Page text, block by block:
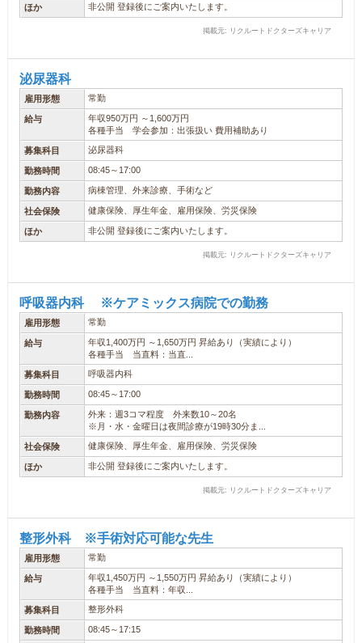
ほか 非公開 登録後にご案内いたします。
掲載元: リクルートドクターズキャリア
泌尿器科
雇用形態 常勤
給与
年収950万円 ～1,600万円
各種手当 学会参加：出張扱い 費用補助あり
募集科目 泌尿器科
勤務時間 08:45～17:00
勤務内容 病棟管理、外来診療、手術など
社会保険 健康保険、厚生年金、雇用保険、労災保険
ほか 非公開 登録後にご案内いたします。
掲載元: リクルートドクターズキャリア
呼吸器内科 ※ケアミックス病院での勤務
雇用形態 常勤
給与
年収1,400万円 ～1,650万円 昇給あり（実績により）
各種手当 当直料：当直...
募集科目 呼吸器内科
勤務時間 08:45～17:00
勤務内容
外来：週3コマ程度 外来数10～20名
※月・水・金曜日は夜間診療が19時30分ま...
社会保険 健康保険、厚生年金、雇用保険、労災保険
ほか 非公開 登録後にご案内いたします。
掲載元: リクルートドクターズキャリア
整形外科 ※手術対応可能な先生
雇用形態 常勤
給与
年収1,450万円 ～1,550万円 昇給あり（実績により）
各種手当 当直料：年収...
募集科目 整形外科
勤務時間 08:45～17:15